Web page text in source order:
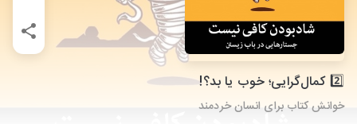
2️⃣ کمال‌گرایی؛ خوب یا بد؟!
خوانش کتاب برای انسان خردمند